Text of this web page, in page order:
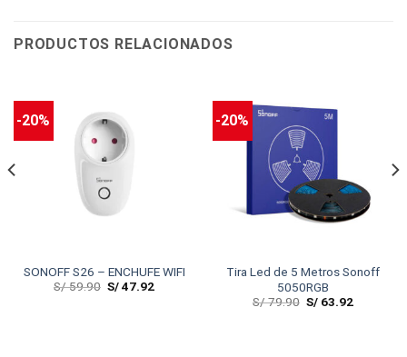
PRODUCTOS RELACIONADOS
-20%
SONOFF S26 – ENCHUFE WIFI
S/59.90 S/47.92
-20%
Tira Led de 5 Metros Sonoff
5050RGB
S/79.90 S/ 63.92